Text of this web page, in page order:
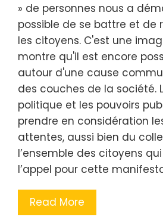
» de personnes nous a
possible de se battre et de
les citoyens. C'est une
montre qu'il est encore
autour d'une cause
des couches de la société.
politique et les pouvoirs
prendre en considération
attentes, aussi bien du
l’ensemble des citoyens
l’appel pour cette
Read More